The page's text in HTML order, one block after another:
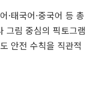
·태국어·중국어 등 총
그림 중심의 픽토그램
안전 수칙을 직관적